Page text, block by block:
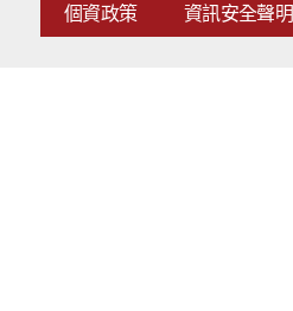
個資政策 資訊安全聲明